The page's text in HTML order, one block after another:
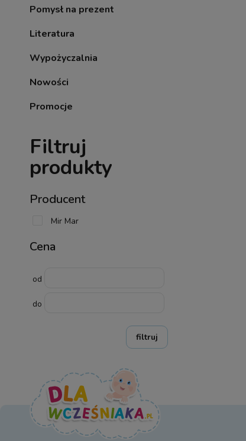
Pomysł na prezent
Literatura
Wypożyczalnia
Nowości
Promocje
Filtruj
produkty
Producent
Mir Mar
Cena
od
do
filtruj